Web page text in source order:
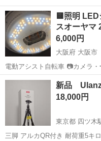
🟨照明
スオーヤマ
6,000円
大阪府 大阪市
電動アシスト自転車 📷カメラ・
コン…
大阪 大阪市 家電
新品
18,000円
東京都 四ツ木
三脚 アルカQR付き 耐荷重5キロ